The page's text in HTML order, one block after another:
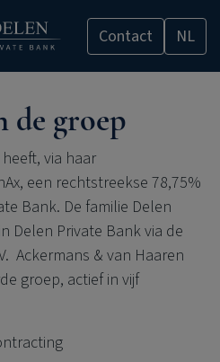
Contact NL
de groep
via haar
een rechtstreekse 78,75%
Bank. De familie Delen
Delen Private Bankvia de
Ackermans & van Haaren
groep, actief in vijf